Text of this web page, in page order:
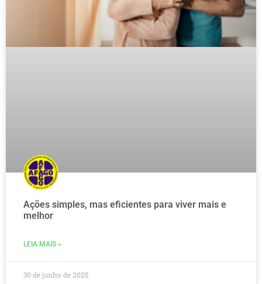
Ações simples, mas eficientes para viver mais e
melhor
LEIA MAIS »
30 de junho de 2025